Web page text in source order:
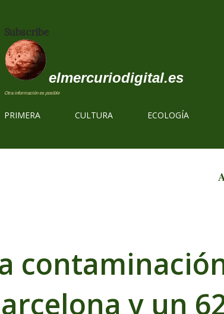
Subscribe
elmercuriodigital.es
Otra información es posible
PRIMERA CULTURA ECOLOGÍA
y un